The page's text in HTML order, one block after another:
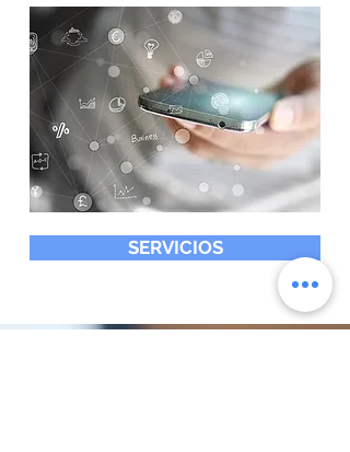
SERVICIOS